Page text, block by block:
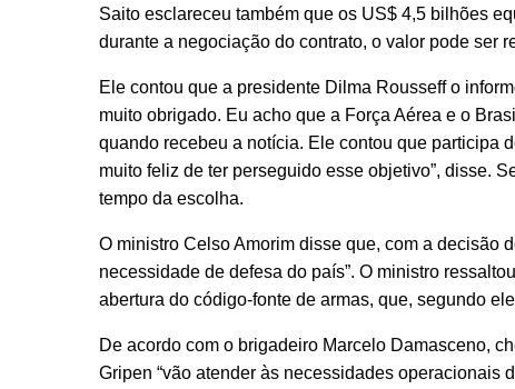
Saito esclareceu também que os US$ 4,5 bilhões
durante a negociação do contrato, o valor pode ser
Ele contou que a presidente Dilma Rousseff o
muito obrigado. Eu acho que a Força Aérea e o
quando recebeu a notícia. Ele contou que participa
muito feliz de ter perseguido esse objetivo”, disse.
tempo da escolha.
O ministro Celso Amorim disse que, com a decisão
necessidade de defesa do país”. O ministro
abertura do código-fonte de armas, que, segundo
De acordo com o brigadeiro Marcelo Damasceno,
Gripen “vão atender às necessidades operacionais